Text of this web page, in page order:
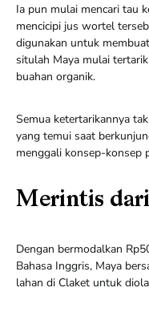
Ia pun mulai mencari tau
mencicipi jus wortel
digunakan untuk
situlah Maya mulai
buahan organik.
Semua ketertarikannya
yang temui saat
menggali konsep-konsep
Merintis
Dengan bermodalkan
Bahasa Inggris, Maya
lahan di Claket untuk